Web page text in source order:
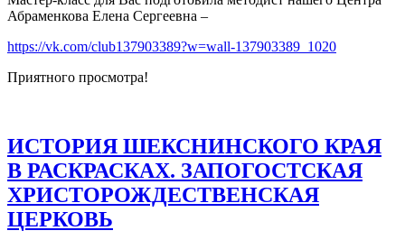
Абраменкова Елена Сергеевна –
https://vk.com/club137903389?w=wall-137903389_1020
Приятного просмотра!
ИСТОРИЯ ШЕКСНИНСКОГО КРАЯ
В РАСКРАСКАХ. ЗАПОГОСТСКАЯ
ХРИСТОРОЖДЕСТВЕНСКАЯ
ЦЕРКОВЬ